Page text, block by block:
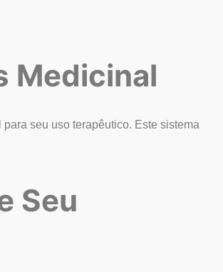
Medicinal
seu uso terapêutico. Este sistema
Seu